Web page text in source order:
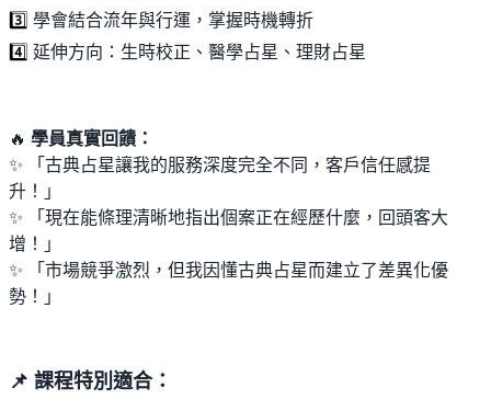
3️⃣ 學會結合流年與行運，掌握時機轉折
4️⃣ 延伸方向：生時校正、醫學占星、理財占星
🔥 學員真實回饋：
✨ 「古典占星讓我的服務深度完全不同，客戶信任感提
升！」
✨ 「現在能條理清晰地指出個案正在經歷什麼，回頭客大
增！」
✨ 「市場競爭激烈，但我因懂古典占星而建立了差異化優
勢！」
📌 課程特別適合：